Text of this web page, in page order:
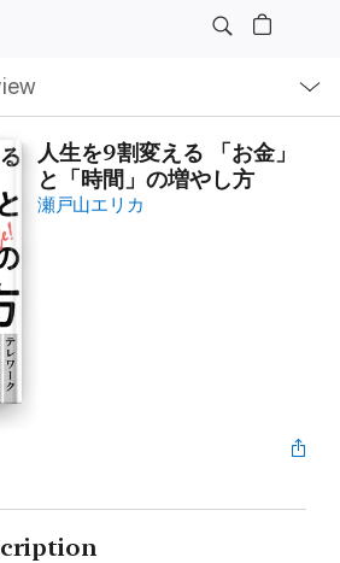
人生を9割変える 「お金」
と「時間」の増やし方
瀬戸山エリカ